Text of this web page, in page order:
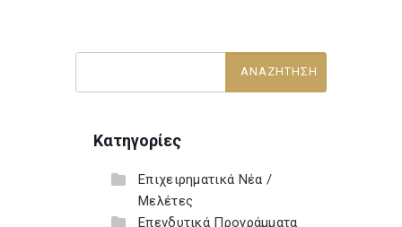
Κατηγορίες
Επιχειρηματικά Νέα /
Μελέτες
Επενδυτικά Προγράμματα